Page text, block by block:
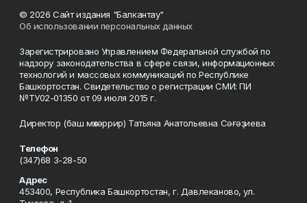
© 2026 Сайт издания "Балкантау"
Об использовании персональных данных
Зарегистрировано Управлением Федеральной службой по
надзору законодательства в сфере связи, информационных
технологий и массовых коммуникаций по Республике
Башкортостан. Свидетельство о регистрации СМИ: ПИ
№ТУ02-01350 от 09 июля 2015 г.
Директор (баш мөхәррир) Татьяна Анатольевна Сәғәҙиева
Телефон
(347)68 3-28-50
Адрес
453400, Республика Башкортостан, г. Давлеканово, ул.